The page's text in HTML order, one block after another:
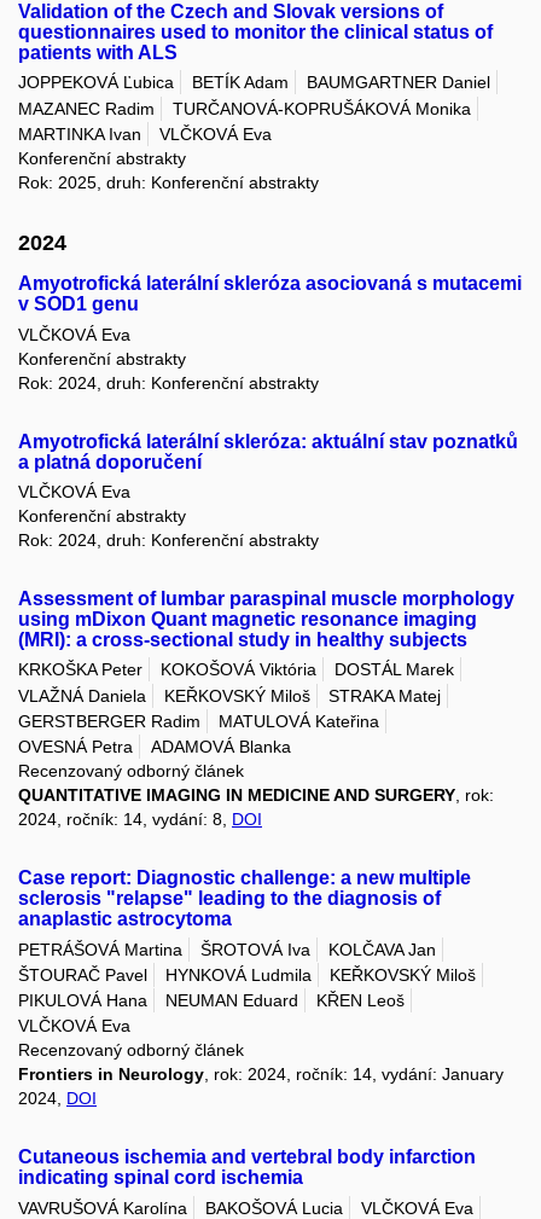
Validation of the Czech and Slovak versions of
questionnaires used to monitor the clinical status of
patients with ALS
JOPPEKOVÁ Ľubica BETÍK Adam
BAUMGARTNER Daniel
MAZANEC Radim
TURČANOVÁ-KOPRUŠÁKOVÁ Monika
MARTINKA Ivan
VLČKOVÁ Eva
Konferenční abstrakty
Rok: 2025, druh: Konferenční abstrakty
2024
Amyotrofická laterální skleróza asociovaná s mutacemi
v SOD1 genu
VLČKOVÁ Eva
Konferenční abstrakty
Rok: 2024, druh: Konferenční abstrakty
Amyotrofická laterální skleróza: aktuální stav poznatků
a platná doporučení
VLČKOVÁ Eva
Konferenční abstrakty
Rok: 2024, druh: Konferenční abstrakty
Assessment of lumbar paraspinal muscle morphology
using mDixon Quant magnetic resonance imaging
(MRI): a cross-sectional study in healthy subjects
KRKOŠKA Peter KOKOŠOVÁ Viktória
DOSTÁL Marek
VLAŽNÁ Daniela
KEŘKOVSKÝ Miloš
STRAKA Matej
GERSTBERGER Radim
MATULOVÁ Kateřina
OVESNÁ Petra
ADAMOVÁ Blanka
Recenzovaný odborný článek
QUANTITATIVE IMAGING IN MEDICINE AND SURGERY, rok:
2024, ročník: 14, vydání: 8, DOI
Case report: Diagnostic challenge: a new multiple
sclerosis "relapse" leading to the diagnosis of
anaplastic astrocytoma
PETRÁŠOVÁ Martina ŠROTOVÁ Iva
KOLČAVA Jan
ŠTOURAČ Pavel
HYNKOVÁ Ludmila
KEŘKOVSKÝ Miloš
PIKULOVÁ Hana
NEUMAN Eduard
KŘEN Leoš
VLČKOVÁ Eva
Recenzovaný odborný článek
Frontiers in Neurology, rok: 2024, ročník: 14, vydání: January
2024, DOI
Cutaneous ischemia and vertebral body infarction
indicating spinal cord ischemia
VAVRUŠOVÁ Karolína BAKOŠOVÁ Lucia
VLČKOVÁ Eva